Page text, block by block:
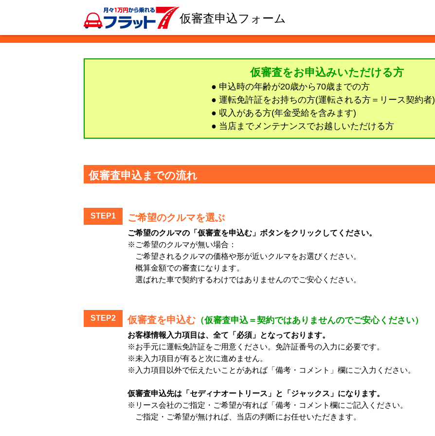
仮審査申込フォーム
仮審査をお申込みいただける方
● 申込時の年齢が20歳から70歳までの方
● 運転免許証をお持ちの方(運転される方＝リース契約者)
● 収入がある方(年金受給を含みます)
● 当店までメンテナンスでお越しいただける方
仮審査申込までの流れ
STEP1 ご希望のクルマを選ぶ
ご希望のクルマの「仮審査を申込む」ボタンをクリックしてください。
※ご希望のクルマが無い場合：
ご希望されるクルマの価格や形が近いクルマをお選びください。
概算金額での審査になります。
選ばれた車で契約するわけではありませんのでご安心ください。
STEP2 仮審査を申込む （仮審査申込＝契約ではありませんのでご安心ください）
お客様情報入力項目は、全て「必須」となっております。
※お手元に運転免許証をご用意ください。免許証番号の入力に必要です。
※未入力項目が有ると次に進めません。
※入力項目以外で伝えたいことがあれば「備考・コメント」欄にご入力ください。
仮審査申込先は「セディナオートリース」と「ジャックス」になります。
※リース会社のご指定・ご希望が有れば「備考・コメント欄にご記入ください。
ご指定・ご希望が無ければ、当店の判断にお任せいただきます。